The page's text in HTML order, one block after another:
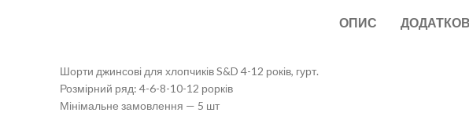
ОПИС
Шорти джинсові для хлопчиків S&D 4-12 років, гурт.
Розмірний ряд: 4-6-8-10-12 рорків
Мінімальне замовлення — 5 шт